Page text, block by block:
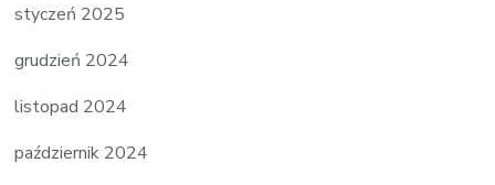
styczeń 2025
grudzień 2024
listopad 2024
październik 2024